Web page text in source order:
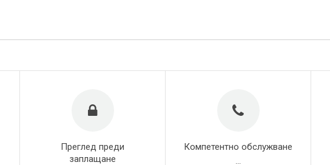
Преглед преди
заплащане
Компетентно обслужване